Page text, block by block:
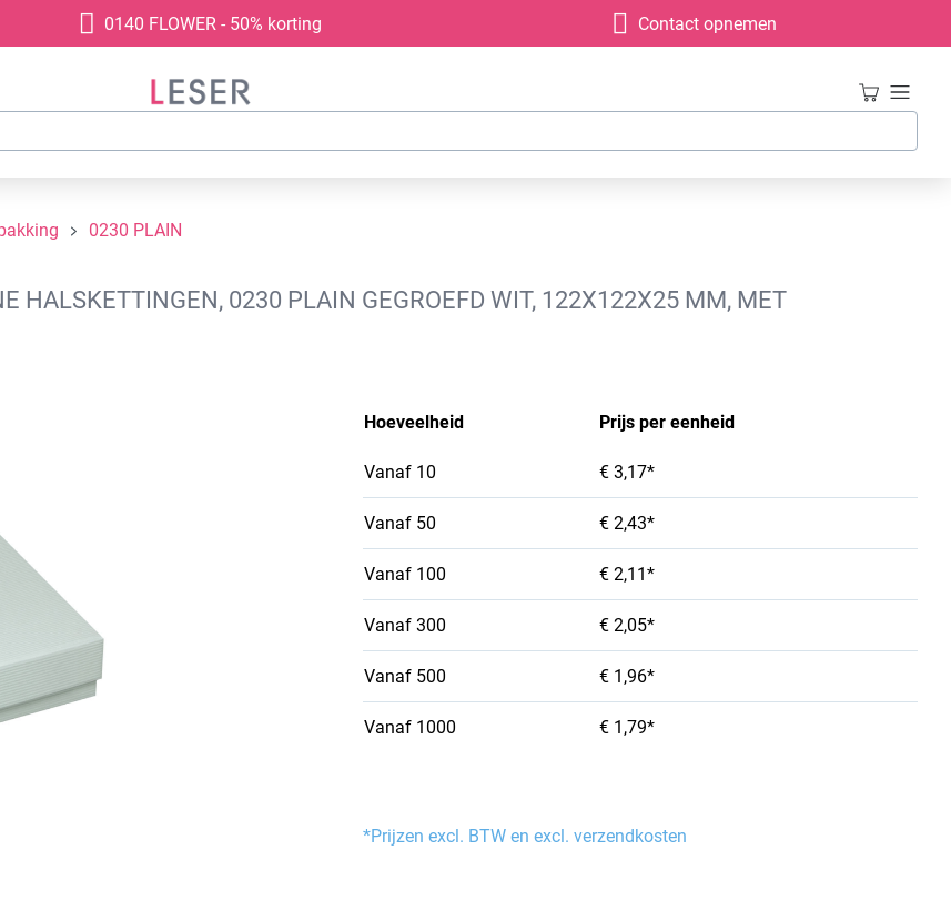
0140 FLOWER - 50% korting Contact opnemen
0230 PLAIN
HALSKETTINGEN, 0230 PLAIN GEGROEFD WIT, 122X122X25 MM, MET
Hoeveelheid Prijs per eenheid
Vanaf 10 € 3,17*
Vanaf 50 € 2,43*
Vanaf 100 € 2,11*
Vanaf 300 € 2,05*
Vanaf 500 € 1,96*
Vanaf 1000 € 1,79*
*Prijzen excl. BTW en excl. verzendkosten